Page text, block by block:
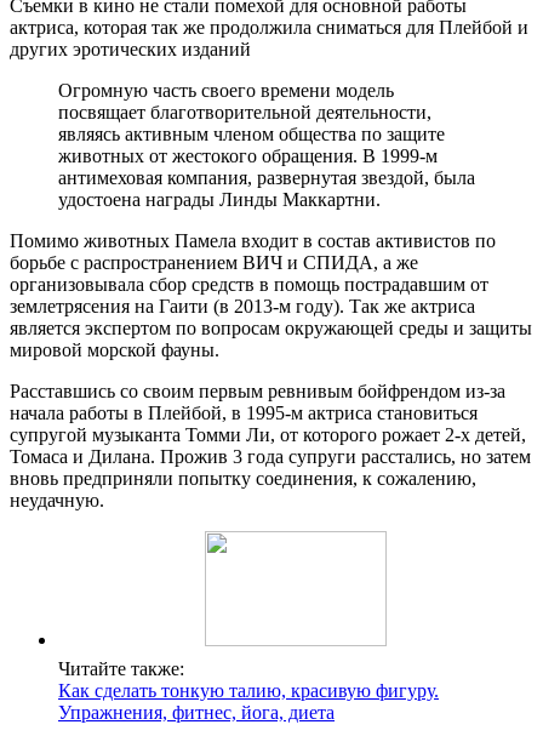
Съемки в кино не стали помехой для основной работы
актриса, которая так же продолжила сниматься для Плейбой и
других эротических изданий
Огромную часть своего времени модель
посвящает благотворительной деятельности,
являясь активным членом общества по защите
животных от жестокого обращения. В 1999-м
антимеховая компания, развернутая звездой, была
удостоена награды Линды Маккартни.
Помимо животных Памела входит в состав активистов по
борьбе с распространением ВИЧ и СПИДА, а же
организовывала сбор средств в помощь пострадавшим от
землетрясения на Гаити (в 2013-м году). Так же актриса
является экспертом по вопросам окружающей среды и защиты
мировой морской фауны.
Расставшись со своим первым ревнивым бойфрендом из-за
начала работы в Плейбой, в 1995-м актриса становиться
супругой музыканта Томми Ли, от которого рожает 2-х детей,
Томаса и Дилана. Прожив 3 года супруги расстались, но затем
вновь предприняли попытку соединения, к сожалению,
неудачную.
Читайте также:
Как сделать тонкую талию, красивую фигуру.
Упражнения, фитнес, йога, диета